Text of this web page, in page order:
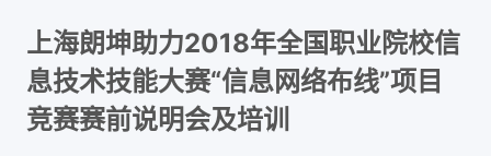
上海朗坤助力2018年全国职业院校信
息技术技能大赛“信息网络布线”项目
竞赛赛前说明会及培训